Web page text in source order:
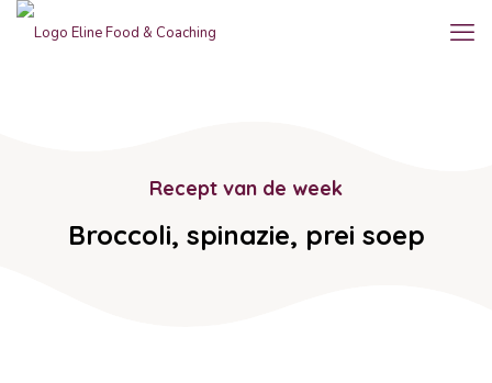
Recept van de week
Broccoli, spinazie, prei soep